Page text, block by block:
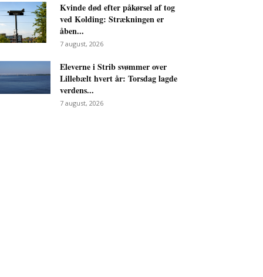
Kvinde død efter påkørsel af tog
ved Kolding: Strækningen er
åben...
7 august, 2026
Eleverne i Strib svømmer over
Lillebælt hvert år: Torsdag lagde
verdens...
7 august, 2026